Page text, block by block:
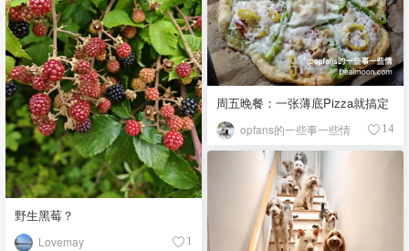
野生黑莓？
Lovemay 1
周五晚餐：一张薄底Pizza就搞定
opfans的一些事一些情 14